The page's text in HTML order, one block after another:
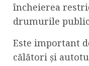
încheierea
drumurile
Este important
călători și